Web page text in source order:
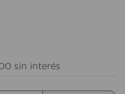
sin interés